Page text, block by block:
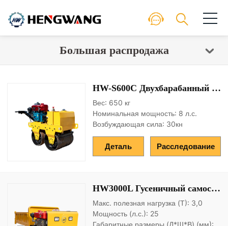
Большая распродажа
HW-S600C Двухбарабанный дорожный каток
Вес: 650 кг
Номинальная мощность: 8 л.с.
Возбуждающая сила: 30кн
Расследование
Деталь
HW3000L Гусеничный самосвал
Макс. полезная нагрузка (Т): 3,0
Мощность (л.с.): 25
Габаритные размеры (Д*Ш*В) (мм):